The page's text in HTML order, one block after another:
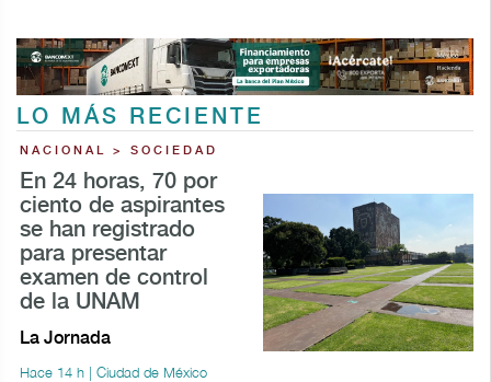
LO MÁS RECIENTE
NACIONAL > SOCIEDAD
En 24 horas, 70 por
ciento de aspirantes
se han registrado
para presentar
examen de control
de la UNAM
La Jornada
Hace 14 h | Ciudad de México